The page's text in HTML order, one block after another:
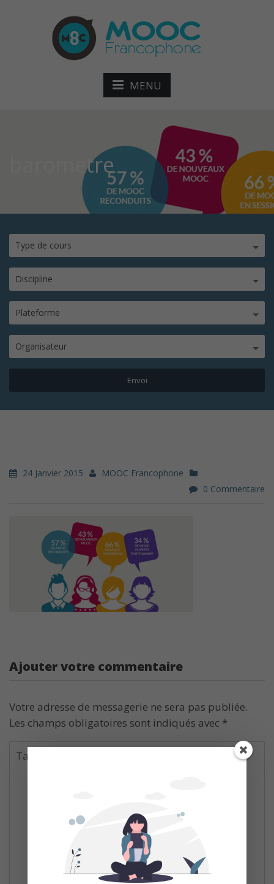
MENU
barometre
Type de cours
Discipline
Plateforme
Organisateur
24 Janvier 2015
MOOC Francophone
0 Commentaire
Ajouter votre commentaire
Votre adresse de messagerie ne sera pas publiée.
Les champs obligatoires sont indiqués avec *